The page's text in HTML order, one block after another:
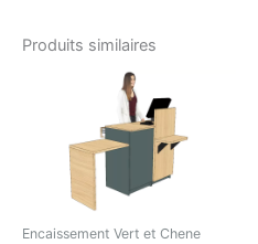
Produits similaires
Encaissement Vert et Chene